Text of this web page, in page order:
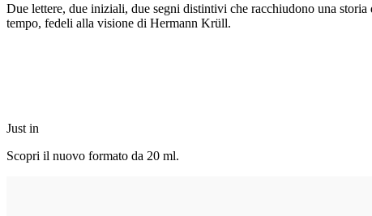
Due lettere, due iniziali, due segni distintivi che racchiudono una
tempo, fedeli alla visione di Hermann Krüll.
Just in
Scopri il nuovo formato da 20 ml.